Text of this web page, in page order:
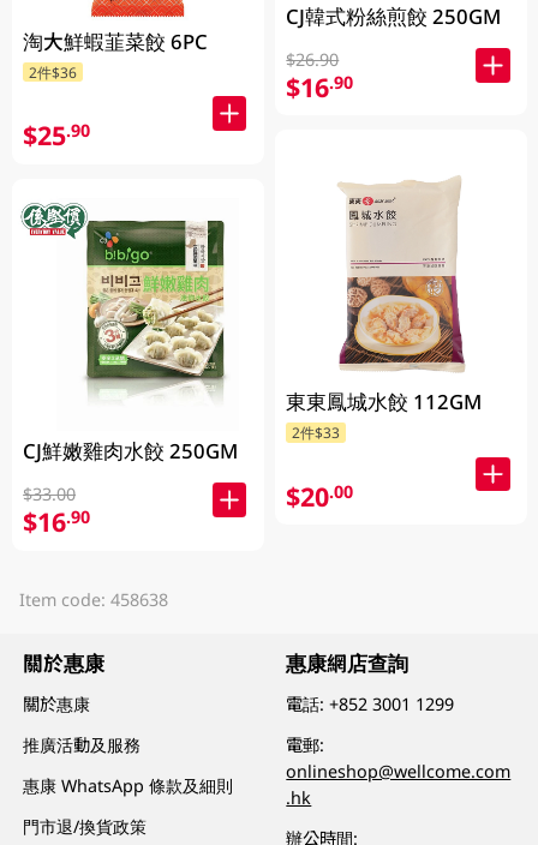
淘大鮮蝦韮菜餃 6PC
2件$36
$25.90
CJ鮮嫩雞肉水餃 250GM
$33.00
$16.90
CJ韓式粉絲煎餃 250GM
$26.90
$16.90
東東鳳城水餃 112GM
2件$33
$20.00
Item code: 458638
關於惠康
關於惠康
推廣活動及服務
惠康 WhatsApp 條款及細則
門市退/換貨政策
惠康網店查詢
電話:+852 3001 1299
電郵:
onlineshop@wellcome.com
.hk
辦公時間: